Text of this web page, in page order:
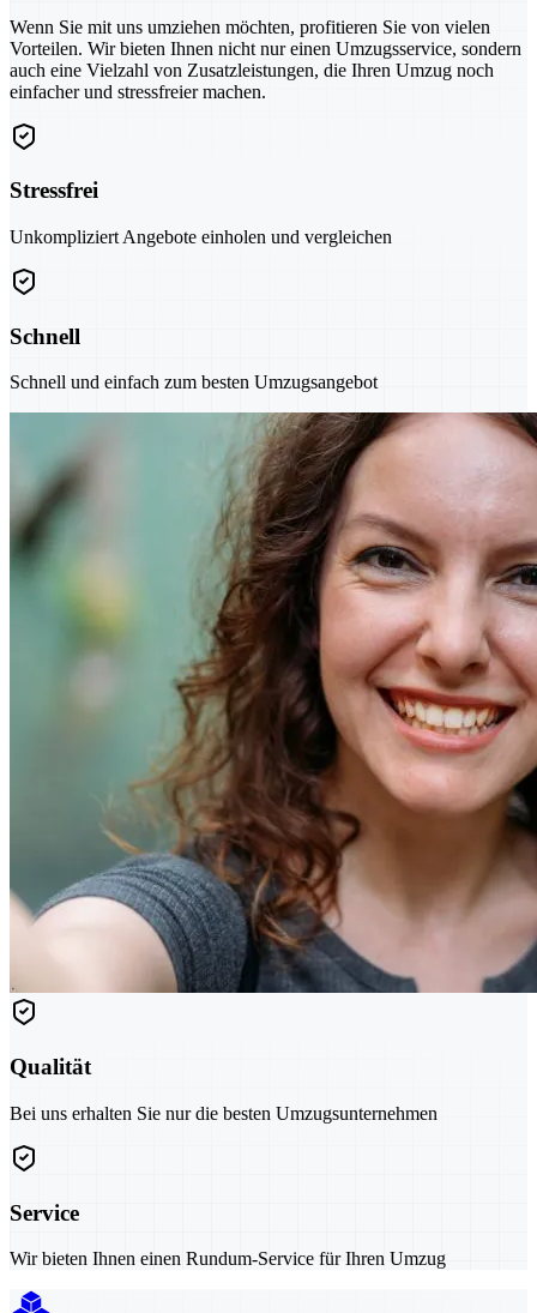
Wenn Sie mit uns umziehen möchten, profitieren Sie von vielen
Vorteilen. Wir bieten Ihnen nicht nur einen Umzugsservice, sondern
auch eine Vielzahl von Zusatzleistungen, die Ihren Umzug noch
einfacher und stressfreier machen.
Stressfrei
Unkompliziert Angebote einholen und vergleichen
Schnell
Schnell und einfach zum besten Umzugsangebot
Qualität
Bei uns erhalten Sie nur die besten Umzugsunternehmen
Service
Wir bieten Ihnen einen Rundum-Service für Ihren Umzug